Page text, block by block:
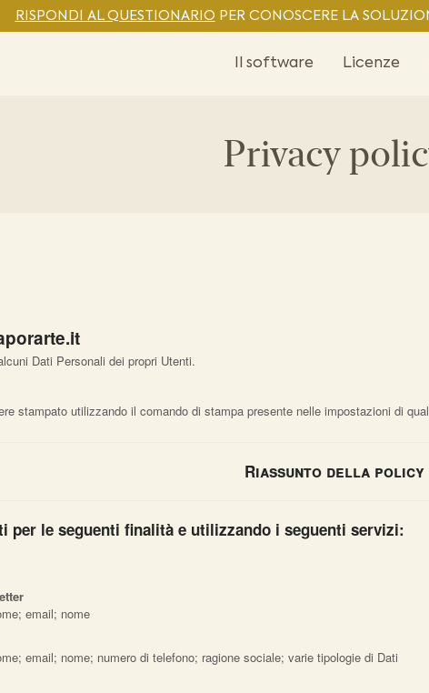
RISPONDI AL QUESTIONARIO PER CONOSCERE LA
Il software Licenze
Privacy
Dati Personali dei propri Utenti.
stampato utilizzando il comando di stampa presente nelle impostazioni di
Riassunto della policy
per le seguenti finalità e utilizzando i seguenti servizi:
email; nome
email; nome; numero di telefono; ragione sociale; varie tipologie di Dati